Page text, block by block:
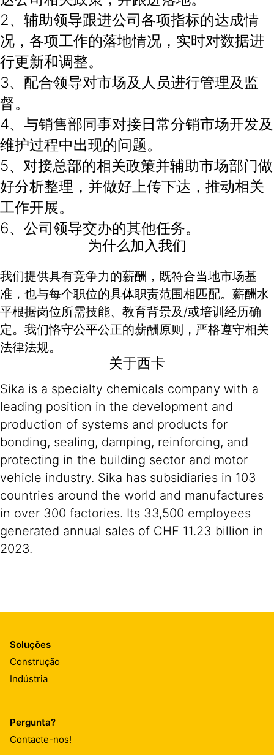
2、辅助领导跟进公司各项指标的达成情
况，各项工作的落地情况，实时对数据进
行更新和调整。
3、配合领导对市场及人员进行管理及监
督。
4、与销售部同事对接日常分销市场开发及
维护过程中出现的问题。
5、对接总部的相关政策并辅助市场部门做
好分析整理，并做好上传下达，推动相关
工作开展。
6、公司领导交办的其他任务。
为什么加入我们
我们提供具有竞争力的薪酬，既符合当地市场基
准，也与每个职位的具体职责范围相匹配。薪酬水
平根据岗位所需技能、教育背景及/或培训经历确
定。我们恪守公平公正的薪酬原则，严格遵守相关
法律法规。
关于西卡
Sika is a specialty chemicals company with a
leading position in the development and
production of systems and products for
bonding, sealing, damping, reinforcing, and
protecting in the building sector and motor
vehicle industry. Sika has subsidiaries in 103
countries around the world and manufactures
in over 300 factories. Its 33,500 employees
generated annual sales of CHF 11.23 billion in
2023.
Soluções
Construção
Indústria
Pergunta?
Contacte-nos!